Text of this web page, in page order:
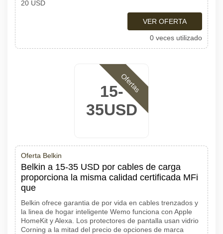
20 USD
VER OFERTA
0 veces utilizado
15-
35USD
Ofertas
Oferta Belkin
Belkin a 15-35 USD por cables de carga
proporciona la misma calidad certificada MFi
que
Belkin ofrece garantia de por vida en cables trenzados y
la linea de hogar inteligente Wemo funciona con Apple
HomeKit y Alexa. Los protectores de pantalla usan vidrio
Corning a la mitad del precio de opciones de marca